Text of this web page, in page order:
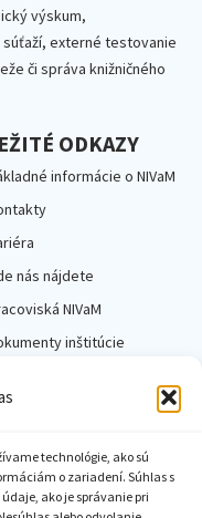
technológie, ako sú
o zariadení. Súhlas s
ako je správanie pri
výskum,
externé testovanie
či správa knižničného
ODKAZY
informácie o NIVaM
nás nájdete
NIVaM
inštitúcie